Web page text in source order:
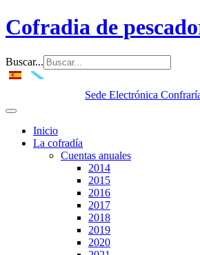
Cofradia de
Buscar...
Sede Electrónica
Inicio
La cofradía
Cuentas anuales
2014
2015
2016
2017
2018
2019
2020